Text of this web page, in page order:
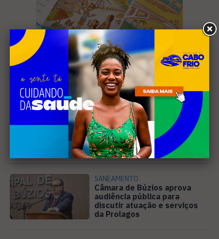
Leia Também
SANEAMENTO
Câmara de Búzios aprova
audiência pública para
discutir atuação e serviços
da Prolagos